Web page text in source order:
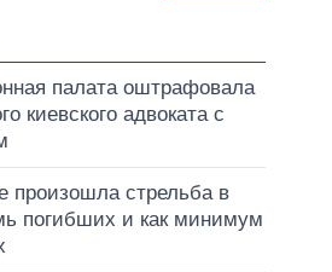
палата оштрафовала
киевского адвоката с
произошла стрельба в
погибших и как минимум